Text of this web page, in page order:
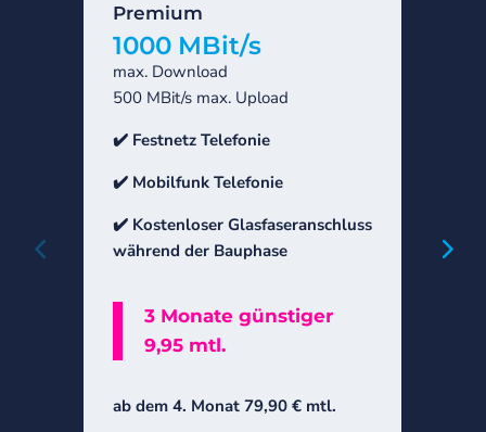
Premium
1000 MBit/s
max. Download
500 MBit/s max. Upload
✔️ Festnetz Telefonie
✔️ Mobilfunk Telefonie
✔️ Kostenloser Glasfaseranschluss
während der Bauphase
3 Monate günstiger
9,95 mtl.
ab dem 4. Monat 79,90 € mtl.